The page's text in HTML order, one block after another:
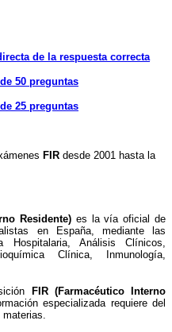
de la respuesta correcta
50 preguntas
25 preguntas
FIR desde 2001 hasta la
Residente) es lavía oficial de
en España, mediante las
Hospitalaria, Análisis Clínicos,
Clínica, Inmunología,
FIR (Farmacéutico Interno
especializada requiere del